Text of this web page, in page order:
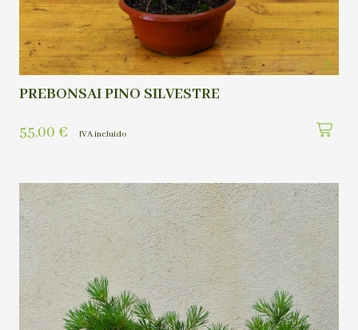
PREBONSAI PINO SILVESTRE
55,00 € IVA incluído